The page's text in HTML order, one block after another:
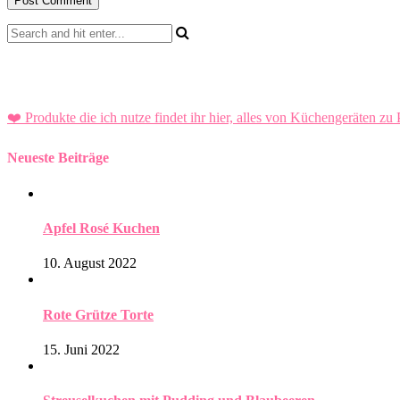
❤️ Produkte die ich nutze findet ihr hier, alles von Küchengeräten zu
Neueste Beiträge
Apfel Rosé Kuchen
10. August 2022
Rote Grütze Torte
15. Juni 2022